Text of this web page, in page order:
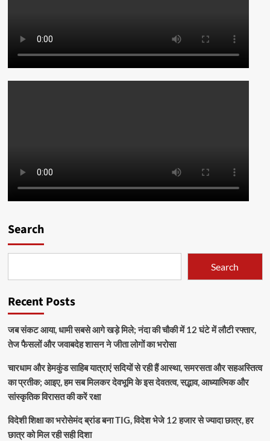
Search
Search
Recent Posts
जब संकट आया, धामी सबसे आगे खड़े मिले; नंदा की चौकी में 12 घंटे में लौटी रफ्तार,
तेज फैसलों और जवाबदेह शासन ने जीता लोगों का भरोसा
चारधाम और हेमकुंड साहिब यात्राएं सदियों से रही हैं आस्था, समरसता और सहअस्तित्व
का प्रतीक; आइए, हम सब मिलकर देवभूमि के इस देवतत्व, सद्भाव, आध्यात्मिक और
सांस्कृतिक विरासत की करें रक्षा
विदेशी शिक्षा का भरोसेमंद ब्रांड बना TIG, विदेश भेजे 12 हजार से ज्यादा छात्र, हर
छात्र को मिल रही सही दिशा